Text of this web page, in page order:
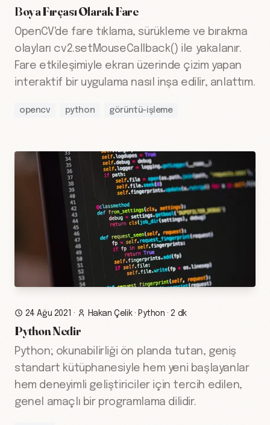
Boya Fırçası Olarak Fare
OpenCV'de fare tıklama, sürükleme ve bırakma
olayları cv2.setMouseCallback() ile yakalanır.
Fare etkileşimiyle ekran üzerinde çizim yapan
interaktif bir uygulama nasıl inşa edilir, anlattım.
opencv python görüntü-işleme
24 Ağu 2021 · Hakan Çelik· Python ·2 dk
Python Nedir
Python; okunabilirliği ön planda tutan, geniş
standart kütüphanesiyle hem yeni başlayanlar
hem deneyimli geliştiriciler için tercih edilen,
genel amaçlı bir programlama dilidir.